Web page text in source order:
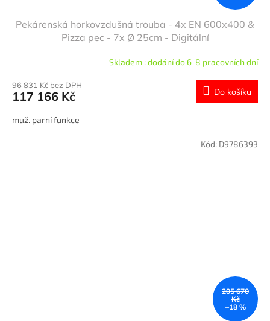
Pekárenská horkovzdušná trouba - 4x EN 600x400 &
Pizza pec - 7x Ø 25cm - Digitální
Skladem : dodání do 6-8 pracovních dní
96 831 Kč bez DPH
117 166 Kč Do košíku
muž. parní funkce
205 670
Kč
–18 %
Kód: D9786393